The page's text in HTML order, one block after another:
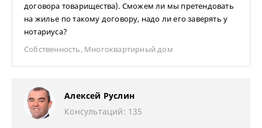
договора товарищества). Сможем ли мы претендовать
на жилье по такому договору, надо ли его заверять у
нотариуса?
Собственность, Многоквартирный дом
Алексей Руслин
Консультаций: 135